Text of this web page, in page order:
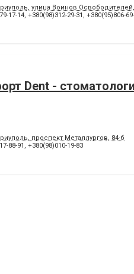
улица Воинов
17-14, +380(98)312-29-31 , +380(95)806-
Dent -
проспект Металлургов, 84-б
88-91 , +380(98)010-19-83